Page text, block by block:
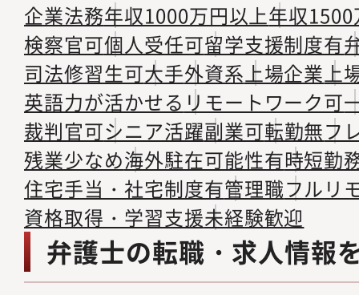
企業法務年収1000万円以上年収
検察官可個人受任可留学支援制度有
司法修習生可大手外資系上場企業上
英語力が活かせる リモートワーク可
裁判官可シニア活躍副業可転勤無フ
残業少なめ海外駐在可能性有時短勤
住宅手当・社宅制度有管理職フルリ
資格取得・学習支援未経験歓迎
弁護士の転職・求人情報